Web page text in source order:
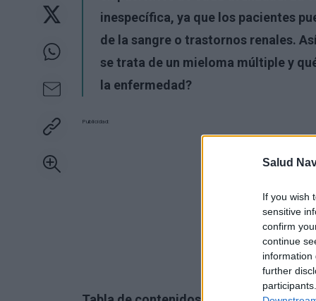
Salud
If you wish
sensitive
confirm
continue
information
further
inespecífica, ya que los pacientes
de la sangre o trastornos renales.
se trata de un mieloma múltiple y
la enfermedad?
Publicidad: